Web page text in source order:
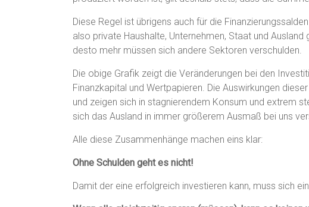
Diese Regel ist übrigens auch für die
also private Haushalte, Unternehmen, Staat und
desto mehr müssen sich andere Sektoren verschulden.
Die obige Grafik zeigt die Veränderungen bei den
Finanzkapital und Wertpapieren. Die Auswirkungen
und zeigen sich in stagnierendem Konsum und extrem
sich das Ausland in immer größerem Ausmaß bei uns
Alle diese Zusammenhänge machen eins klar:
Ohne Schulden geht es nicht!
Damit der eine erfolgreich investieren kann, muss sich